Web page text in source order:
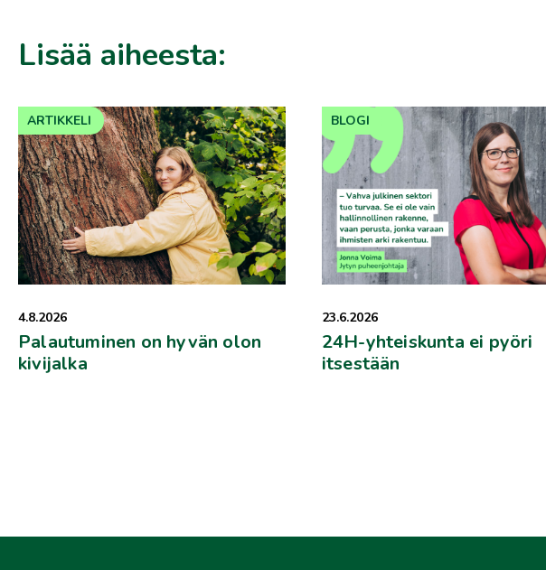
Lisää aiheesta:
4.8.2026
Palautuminen on hyvän olon
kivijalka
ARTIKKELI
23.6.2026
24H-yhteiskunta ei pyöri
itsestään
BLOGI